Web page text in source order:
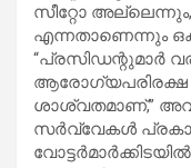
സീറ്റോ അല്ലെന്നും,
എന്നതാണെന്നും
“പ്രസിഡന്റുമാർ
ശാശ്വതമാണ്,”
സർവ്വേകൾ